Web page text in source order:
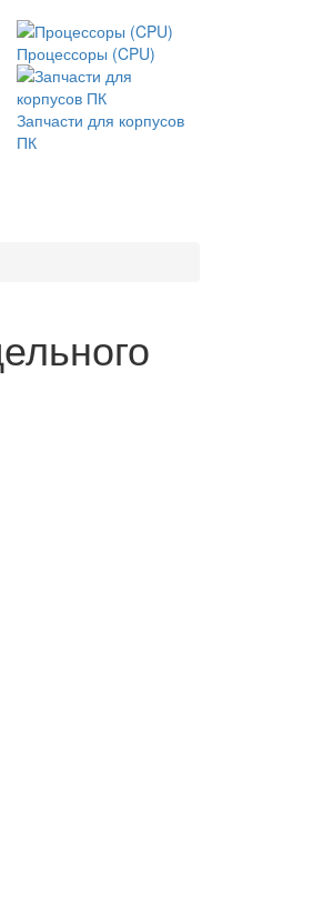
Процессоры (CPU)
Запчасти для корпусов
ПК